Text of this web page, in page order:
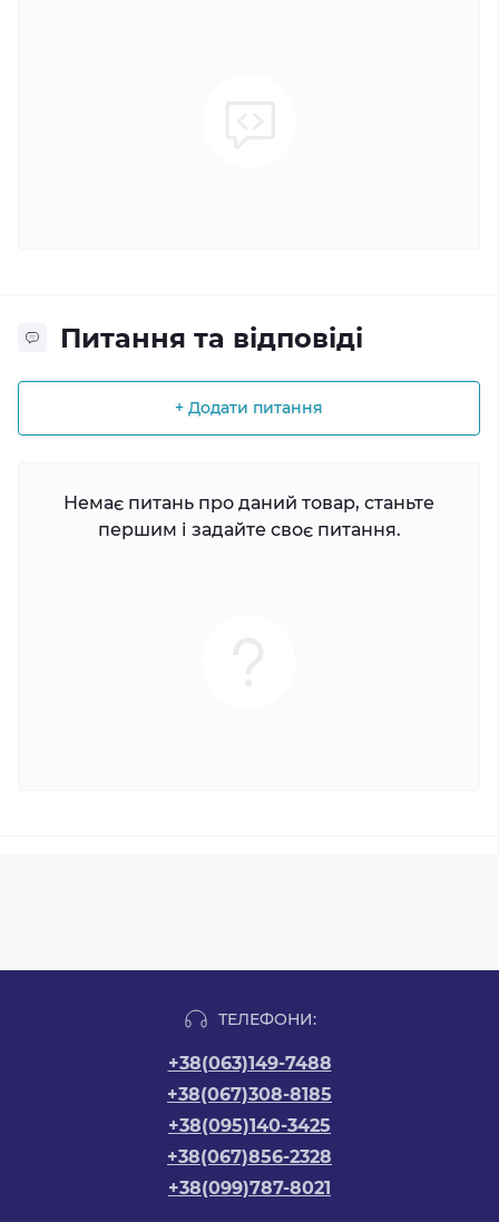
Питання та відповіді
+ Додати питання
Немає питань про даний товар, станьте
першим і задайте своє питання.
ТЕЛЕФОНИ:
+38(063)149-7488
+38(067)308-8185
+38(095)140-3425
+38(067)856-2328
+38(099)787-8021